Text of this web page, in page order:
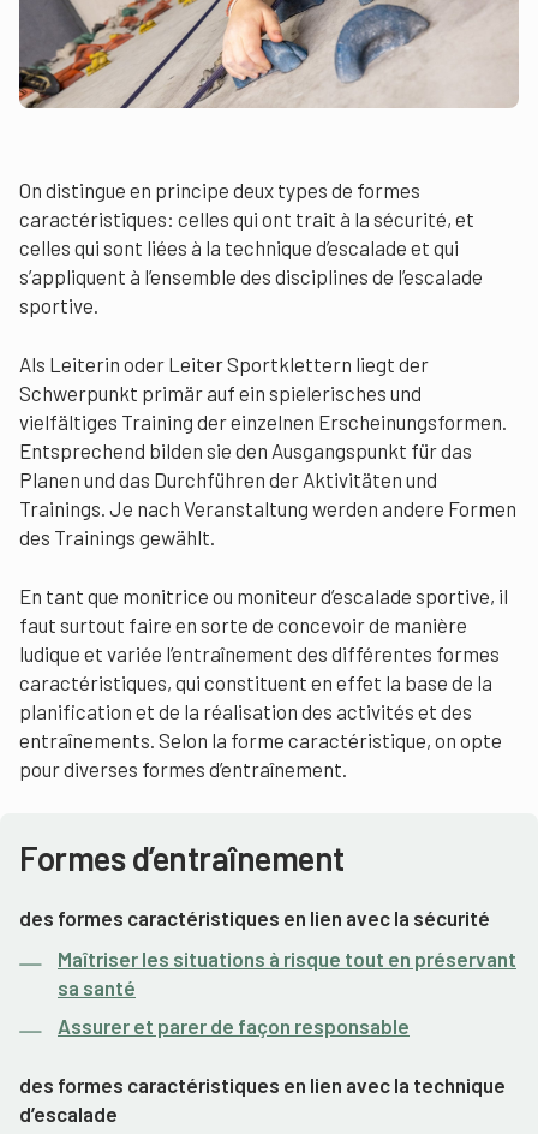
On distingue en principe deux types de formes
caractéristiques: celles qui ont trait à la sécurité, et
celles qui sont liées à la technique d’escalade et qui
s’appliquent à l’ensemble des disciplines de l’escalade
sportive.
Als Leiterin oder Leiter Sportklettern liegt der
Schwerpunkt primär auf ein spielerisches und
vielfältiges Training der einzelnen Erscheinungsformen.
Entsprechend bilden sie den Ausgangspunkt für das
Planen und das Durchführen der Aktivitäten und
Trainings. Je nach Veranstaltung werden andere Formen
des Trainings gewählt.
En tant que monitrice ou moniteur d’escalade sportive, il
faut surtout faire en sorte de concevoir de manière
ludique et variée l’entraînement des différentes formes
caractéristiques, qui constituent en effet la base de la
planification et de la réalisation des activités et des
entraînements. Selon la forme caractéristique, on opte
pour diverses formes d’entraînement.
Formes d’entraînement
des formes caractéristiques en lien avec la sécurité
Maîtriser les situations à risque tout en préservant
sa santé
Assurer et parer de façon responsable
des formes caractéristiques en lien avec la technique
d’escalade